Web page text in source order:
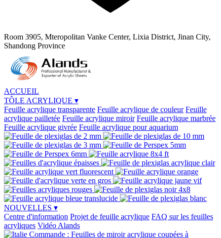
Room 3905, Mteropolitan Vanke Center, Lixia District, Jinan City,
Shandong Province
ACCUEIL
TÔLE ACRYLIQUE ▾
Feuille acrylique transparente Feuille acrylique de couleur Feuille
acrylique pailletée Feuille acrylique miroir Feuille acrylique marbrée
Feuille acrylique givrée Feuille acrylique pour aquarium
NOUVELLES ▾
Centre d'information Projet de feuille acrylique FAQ sur les feuilles
acryliques Vidéo Alands